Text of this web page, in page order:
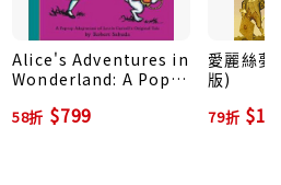
Alice's Adventures in
Wonderland: A Pop-
58折 $799
愛麗絲夢
版)
79折